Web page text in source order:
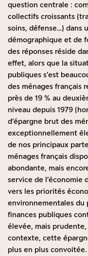
question centrale :
collectifs croissants
soins, défense…) dans
démographique et de
des réponses réside
effet, alors que la
publiques s’est
des ménages français
près de 19 % au
niveau depuis 1979
d’épargne brut des
exceptionnellement
de nos principaux
ménages français
abondante, mais
service de
vers les priorités
environnementales du
finances publiques
élevée, mais
contexte, cette
plus en plus